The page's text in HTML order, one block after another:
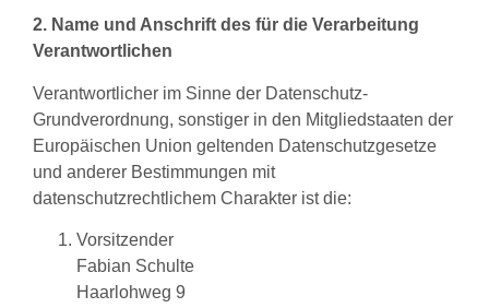
2. Name und Anschrift des für die Verarbeitung
Verantwortlichen
Verantwortlicher im Sinne der Datenschutz-
Grundverordnung, sonstiger in den Mitgliedstaaten der
Europäischen Union geltenden Datenschutzgesetze
und anderer Bestimmungen mit
datenschutzrechtlichem Charakter ist die:
Vorsitzender
Fabian Schulte
Haarlohweg 9